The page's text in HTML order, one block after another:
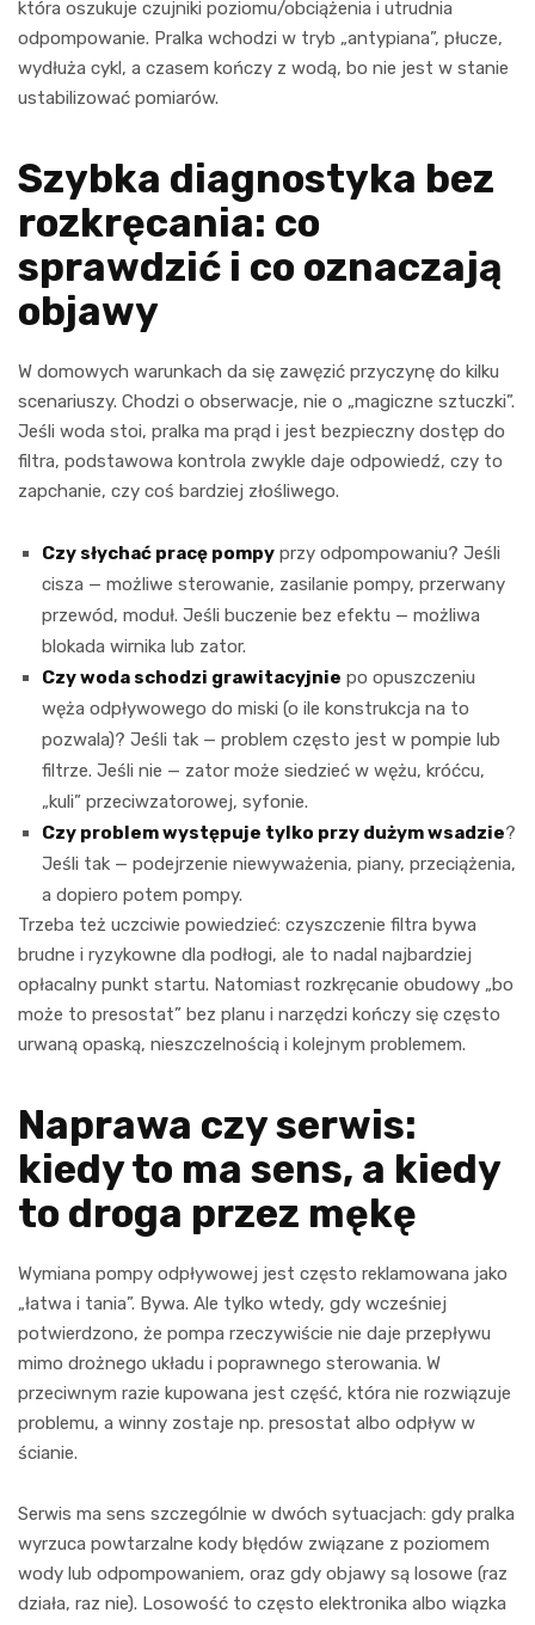
która oszukuje czujniki poziomu/obciążenia i utrudnia
odpompowanie. Pralka wchodzi w tryb „antypiana”, płucze,
wydłuża cykl, a czasem kończy z wodą, bo nie jest w stanie
ustabilizować pomiarów.
Szybka diagnostyka bez
rozkręcania: co
sprawdzić i co oznaczają
objawy
W domowych warunkach da się zawęzić przyczynę do kilku
scenariuszy. Chodzi o obserwacje, nie o „magiczne sztuczki”.
Jeśli woda stoi, pralka ma prąd i jest bezpieczny dostęp do
filtra, podstawowa kontrola zwykle daje odpowiedź, czy to
zapchanie, czy coś bardziej złośliwego.
Czy słychać pracę pompy przy odpompowaniu? Jeśli
cisza — możliwe sterowanie, zasilanie pompy, przerwany
przewód, moduł. Jeśli buczenie bez efektu — możliwa
blokada wirnika lub zator.
Czy woda schodzi grawitacyjnie po opuszczeniu
węża odpływowego do miski (o ile konstrukcja na to
pozwala)? Jeśli tak — problem często jest w pompie lub
filtrze. Jeśli nie — zator może siedzieć w wężu, króćcu,
„kuli” przeciwzatorowej, syfonie.
Czy problem występuje tylko przy dużym wsadzie?
Jeśli tak — podejrzenie niewyważenia, piany, przeciążenia,
a dopiero potem pompy.
Trzeba też uczciwie powiedzieć: czyszczenie filtra bywa
brudne i ryzykowne dla podłogi, ale to nadal najbardziej
opłacalny punkt startu. Natomiast rozkręcanie obudowy „bo
może to presostat” bez planu i narzędzi kończy się często
urwaną opaską, nieszczelnością i kolejnym problemem.
Naprawa czy serwis:
kiedy to ma sens, a kiedy
to droga przez mękę
Wymiana pompy odpływowej jest często reklamowana jako
„łatwa i tania”. Bywa. Ale tylko wtedy, gdy wcześniej
potwierdzono, że pompa rzeczywiście nie daje przepływu
mimo drożnego układu i poprawnego sterowania. W
przeciwnym razie kupowana jest część, która nie rozwiązuje
problemu, a winny zostaje np. presostat albo odpływ w
ścianie.
Serwis ma sens szczególnie w dwóch sytuacjach: gdy pralka
wyrzuca powtarzalne kody błędów związane z poziomem
wody lub odpompowaniem, oraz gdy objawy są losowe (raz
działa, raz nie). Losowość to często elektronika albo wiązka